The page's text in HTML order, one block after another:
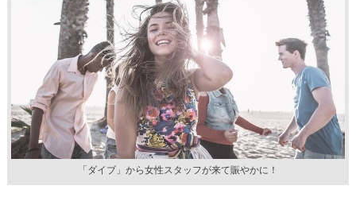
「ダイブ」から女性スタッフが来て賑やかに！